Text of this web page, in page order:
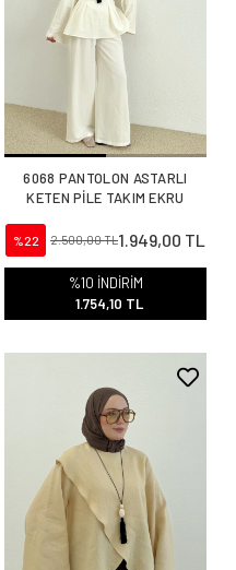
6068 PANTOLON ASTARLI
KETEN PİLE TAKIM EKRU
%22 2.500,00 TL1.949,00 TL
%10 İNDİRİM
1.754,10 TL